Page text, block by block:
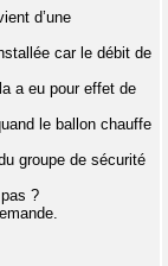
d’une
car le débit de
a eu pour effet de
le ballon chauffe
groupe de sécurité
?